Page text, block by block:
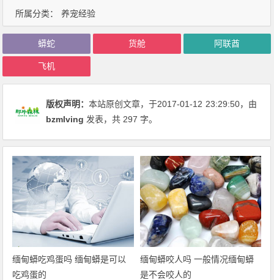
所属分类： 养宠经验
蟒蛇 货舱 阿联酋
飞机
版权声明：本站原创文章，于2017-01-12 23:29:50，由
bzmlving 发表，共 297 字。
缅甸蟒吃鸡蛋吗 缅甸蟒是可以
吃鸡蛋的
缅甸蟒咬人吗 一般情况缅甸蟒
是不会咬人的